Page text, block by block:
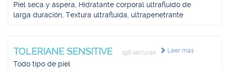
Piel seca y áspera, Hidratante corporal ultrafluido de
larga duración, Textura ultrafluida, ultrapenetrante
Leer más
TOLERIANE SENSITIVE 196 lecturas
Todo tipo de piel